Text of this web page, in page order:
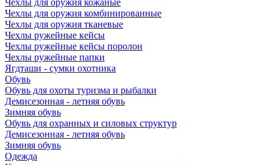
Чехлы для оружия кожаные
Чехлы для оружия комбинированные
Чехлы для оружия тканевые
Чехлы ружейные кейсы
Чехлы ружейные кейсы поролон
Чехлы ружейные папки
Ягдташи - сумки охотника
Обувь
Обувь для охоты туризма и рыбалки
Демисезонная - летняя обувь
Зимняя обувь
Обувь для охранных и силовых структур
Демисезонная - летняя обувь
Зимняя обувь
Одежда